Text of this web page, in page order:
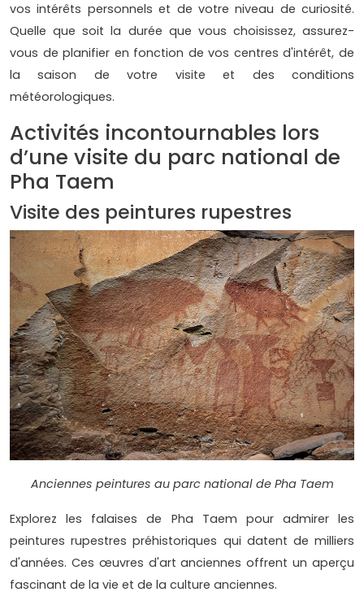
vos intérêts personnels et de votre niveau de curiosité.
Quelle que soit la durée que vous choisissez, assurez-
vous de planifier en fonction de vos centres d'intérêt, de
la saison de votre visite et des conditions
météorologiques.
Activités incontournables lors
d’une visite du parc national de
Pha Taem
Visite des peintures rupestres
Anciennes peintures au parc national de Pha Taem
Explorez les falaises de Pha Taem pour admirer les
peintures rupestres préhistoriques qui datent de milliers
d'années. Ces œuvres d'art anciennes offrent un aperçu
fascinant de la vie et de la culture anciennes.